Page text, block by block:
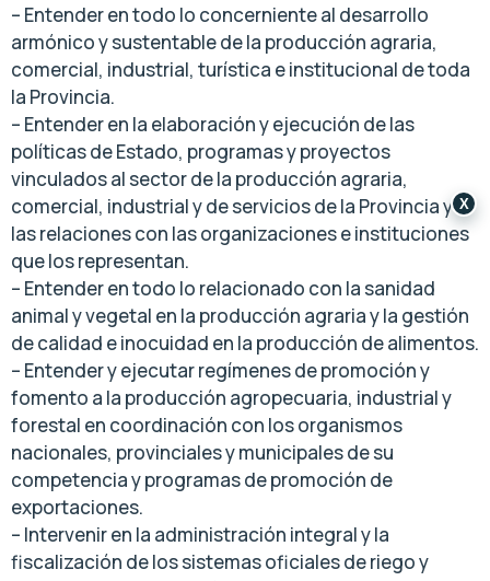
– Entender en todo lo concerniente al desarrollo
armónico y sustentable de la producción agraria,
comercial, industrial, turística e institucional de toda
la Provincia.
– Entender en la elaboración y ejecución de las
políticas de Estado, programas y proyectos
vinculados al sector de la producción agraria,
comercial, industrial y de servicios de la Provincia y
las relaciones con las organizaciones e instituciones
que los representan.
– Entender en todo lo relacionado con la sanidad
animal y vegetal en la producción agraria y la gestión
de calidad e inocuidad en la producción de alimentos.
– Entender y ejecutar regímenes de promoción y
fomento a la producción agropecuaria, industrial y
forestal en coordinación con los organismos
nacionales, provinciales y municipales de su
competencia y programas de promoción de
exportaciones.
– Intervenir en la administración integral y la
fiscalización de los sistemas oficiales de riego y
X